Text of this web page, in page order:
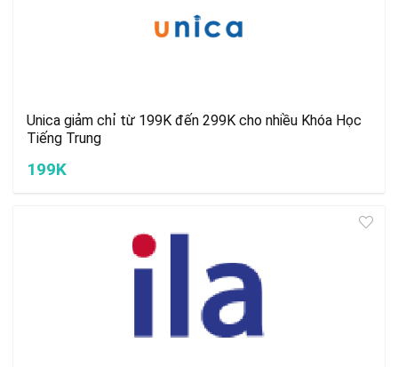
Unica giảm chỉ từ 199K đến 299K cho nhiều Khóa Học
Tiếng Trung
199K